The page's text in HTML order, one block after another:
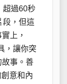
超過60秒
段，但這
上，
，讓你突
故事。善
意和內